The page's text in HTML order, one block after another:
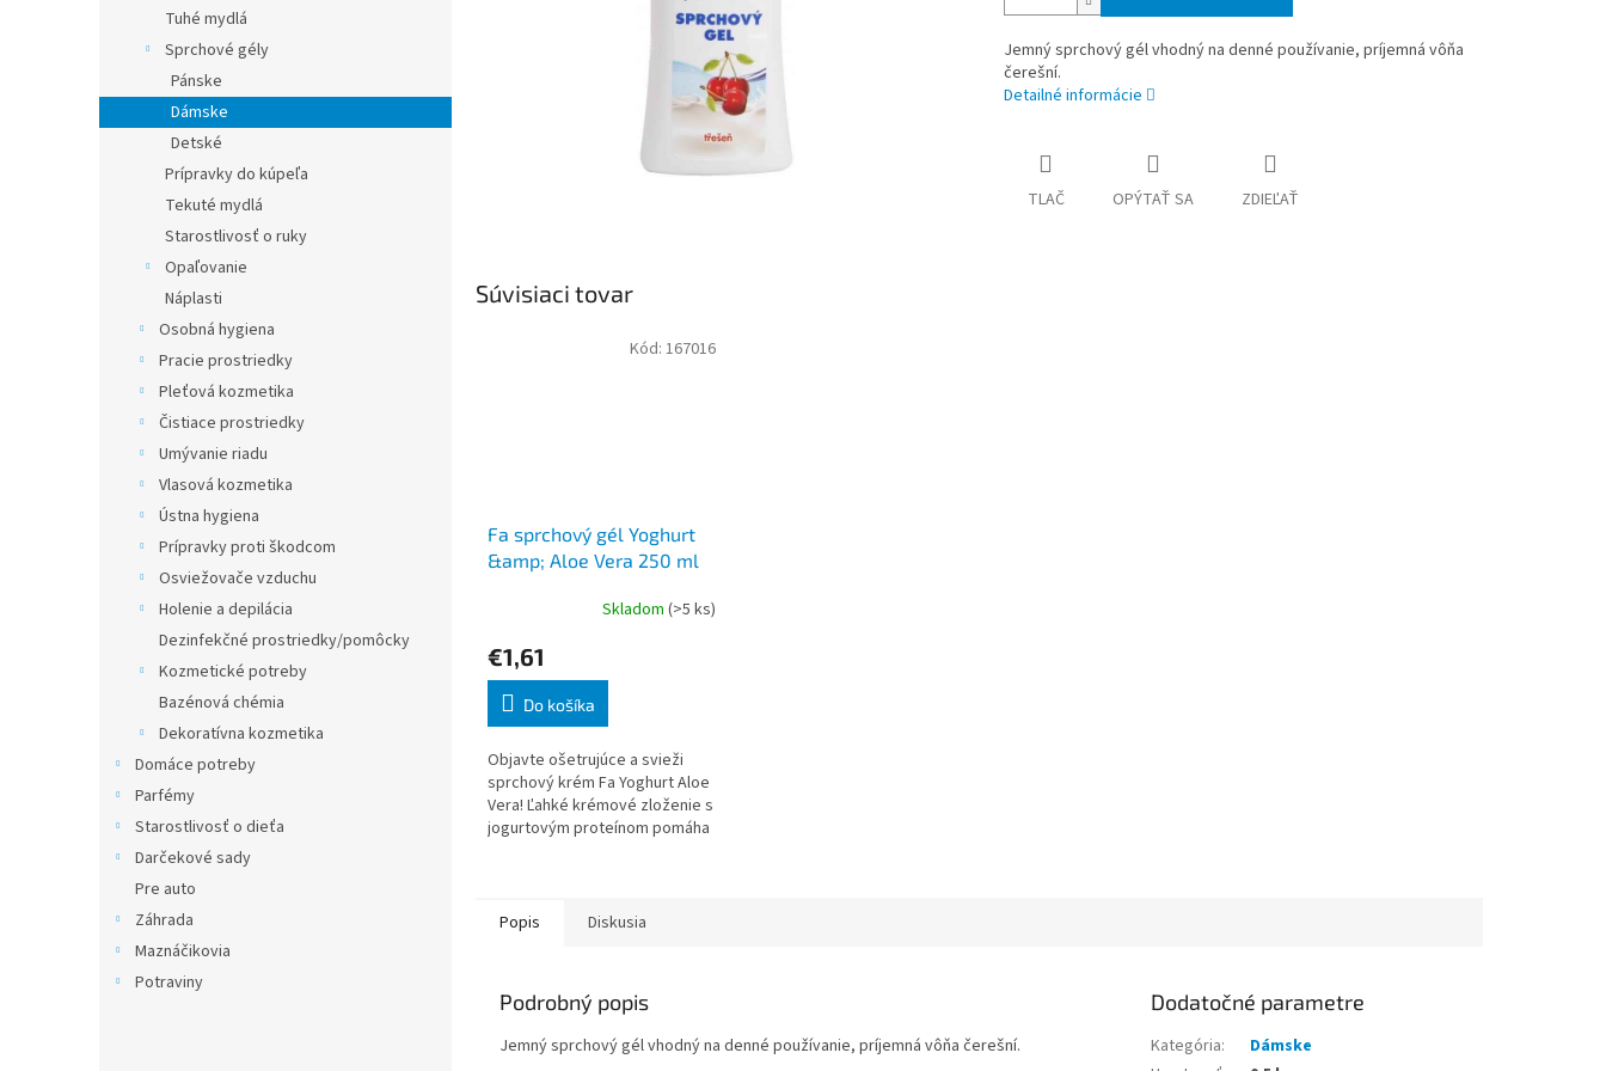
Tuhé mydlá
Sprchové gély
Pánske
Dámske
Detské
Prípravky do kúpeľa
Tekuté mydlá
Starostlivosť o ruky
Opaľovanie
Náplasti
Osobná hygiena
Pracie prostriedky
Pleťová kozmetika
Čistiace prostriedky
Umývanie riadu
Vlasová kozmetika
Ústna hygiena
Prípravky proti škodcom
Osviežovače vzduchu
Holenie a depilácia
Dezinfekčné prostriedky/pomôcky
Kozmetické potreby
Bazénová chémia
Dekoratívna kozmetika
Domáce potreby
Parfémy
Starostlivosť o dieťa
Darčekové sady
Pre auto
Záhrada
Maznáčikovia
Potraviny
Jemný sprchový gél vhodný na denné používanie, príjemná vôňa
čerešní.
Detailné informácie
TLAČ OPÝTAŤ SA ZDIEĽAŤ
Súvisiaci tovar
Fa sprchový gél Yoghurt
&amp; Aloe Vera 250 ml
Skladom (>5 ks)
€1,61
Do košíka
Objavte ošetrujúce a svieži
sprchový krém Fa Yoghurt Aloe
Vera! Ľahké krémové zloženie s
jogurtovým proteínom pomáha
Kód: 167016
Popis Diskusia
Podrobný popis
Jemný sprchový gél vhodný na denné používanie, príjemná vôňa čerešní.
Dodatočné parametre
Kategória:
Dámske